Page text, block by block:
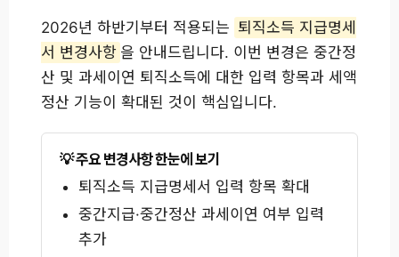
2026년 하반기부터 적용되는 퇴직소득 지급명세
서 변경사항 을 안내드립니다. 이번 변경은 중간정
산 및 과세이연 퇴직소득에 대한 입력 항목과 세액
정산 기능이 확대된 것이 핵심입니다.
주요 변경사항 한눈에 보기
퇴직소득 지급명세서 입력 항목 확대
중간지급·중간정산 과세이연 여부 입력
추가